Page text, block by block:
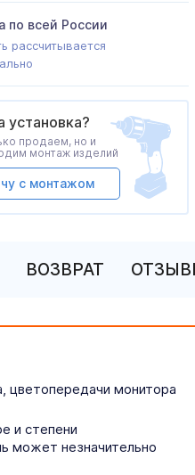
по всей России
рассчитывается
установка?
продаем, но и
монтаж изделий
с монтажом
ВОЗВРАТ
цветопередачи монитора
и степени
может незначительно